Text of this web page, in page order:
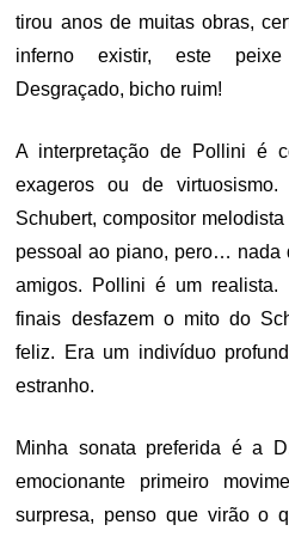
tirou anos de muitas obras,
inferno existir, este
Desgraçado, bicho ruim!
A interpretação de Pollini é
exageros ou de virtuosismo.
Schubert, compositor
pessoal ao piano, pero… nada
amigos. Pollini é um
finais desfazem o mito do
feliz. Era um indivíduo
estranho.
Minha sonata preferida é a
emocionante primeiro
surpresa, penso que virão o